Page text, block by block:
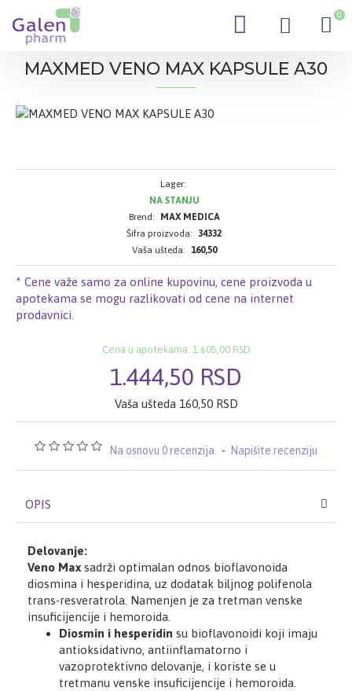
0
MAXMED VENO MAX KAPSULE A30
Na osnovu 0 recenzija. - Napišite recenziju
* Cene važe samo za online kupovinu, cene proizvoda u
apotekama se mogu razlikovati od cene na internet
prodavnici.
1.444,50 RSD
Cena u apotekama: 1.605,00 RSD
Vaša ušteda 160,50 RSD
Lager:
NA STANJU
Brend:
MAX MEDICA
Šifra proizvoda: 34332
Vaša ušteda:
160,50
OPIS
Delovanje:
Veno Max sadrži optimalan odnos bioflavonoida
diosmina i hesperidina, uz dodatak biljnog polifenola
trans-resveratrola. Namenjen je za tretman venske
insuficijencije i hemoroida.
Diosmin i hesperidin su bioflavonoidi koji imaju
antioksidativno, antiinflamatorno i
vazoprotektivno delovanje, i koriste se u
tretmanu venske insuficijencije i hemoroida.